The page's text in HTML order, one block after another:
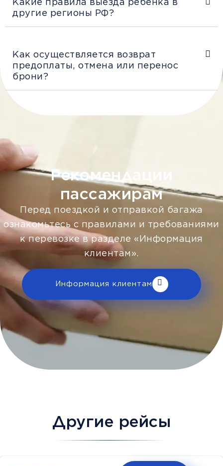
Какие правила выезда ребенка в
другие регионы РФ?
Как осуществляется возврат
предоплаты, отмена или перенос
брони?
Рекомендации
пассажирам
Перед поездкой и отправкой багажа
ознакомьтесь с правилами и требованиями
к перевозке в разделе «Информация
клиентам».
Информация клиентам
Другие рейсы